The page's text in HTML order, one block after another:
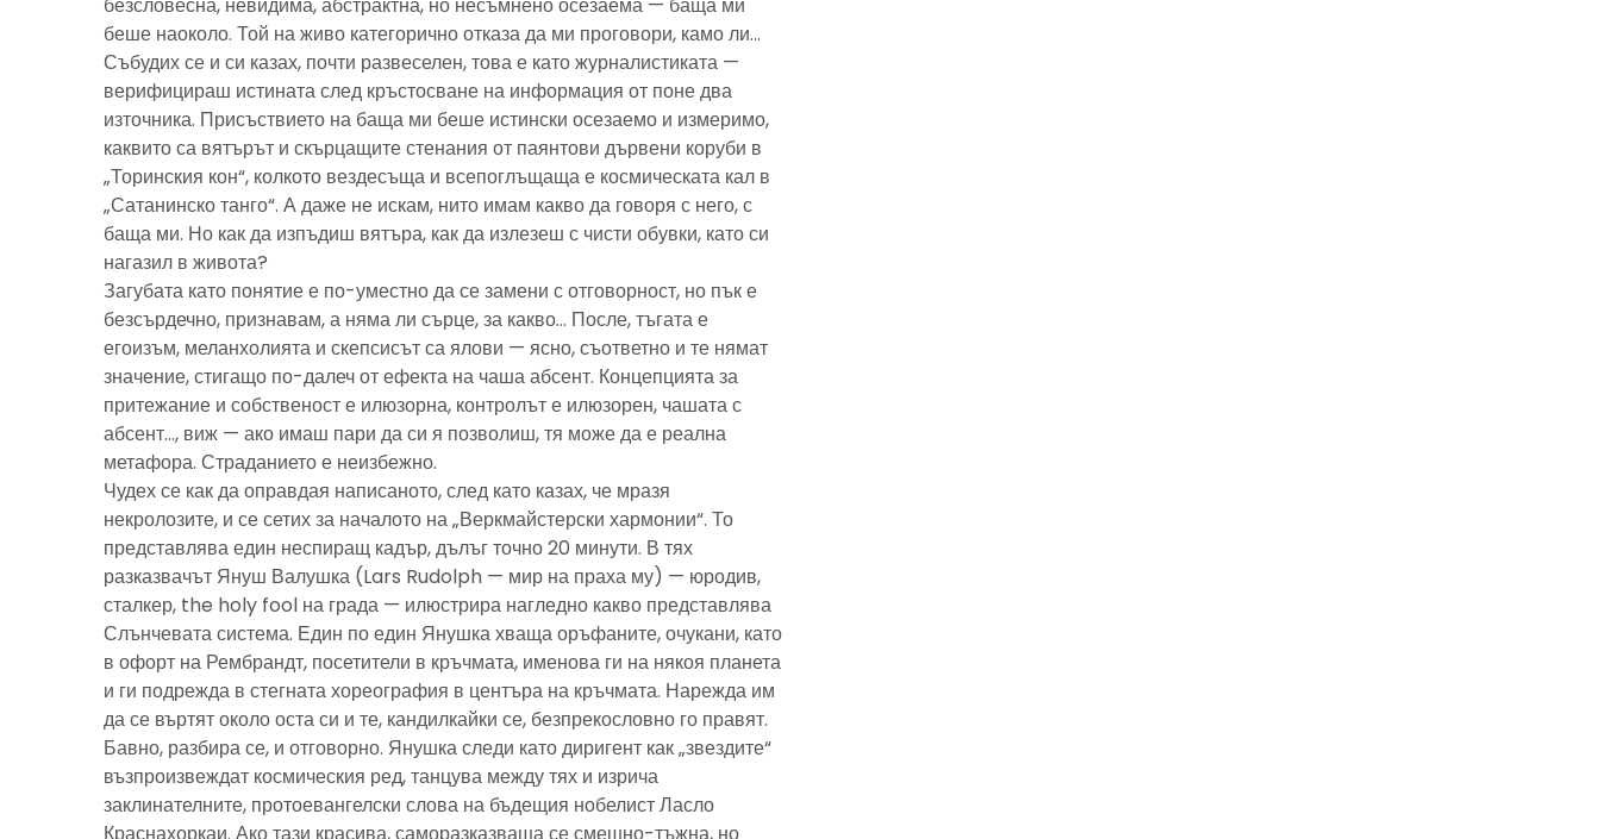
беше наоколо. Той на живо категорично отказа да ми проговори, камо ли…
Събудих се и си казах, почти развеселен, това е като журналистиката —
верифицираш истината след кръстосване на информация от поне два
източника. Присъствието на баща ми беше истински осезаемо и измеримо,
каквито са вятърът и скърцащите стенания от паянтови дървени коруби в
„Торинския кон“, колкото вездесъща и всепоглъщаща е космическата кал в
„Сатанинско танго“. А даже не искам, нито имам какво да говоря с него, с
баща ми. Но как да изпъдиш вятъра, как да излезеш с чисти обувки, като си
нагазил в живота?
Загубата като понятие е по-уместно да се замени с отговорност, но пък е
безсърдечно, признавам, а няма ли сърце, за какво… После, тъгата е
егоизъм, меланхолията и скепсисът са ялови — ясно, съответно и те нямат
значение, стигащо по-далеч от ефекта на чаша абсент. Концепцията за
притежание и собственост е илюзорна, контролът е илюзорен, чашата с
абсент…, виж — ако имаш пари да си я позволиш, тя може да е реална
метафора. Страданието е неизбежно.
Чудех се как да оправдая написаното, след като казах, че мразя
некролозите, и се сетих за началото на „Веркмайстерски хармонии“. То
представлява един неспиращ кадър, дълъг точно 20 минути. В тях
разказвачът Януш Валушка (Lars Rudolph — мир на праха му) — юродив,
сталкер, the holy fool на града — илюстрира нагледно какво представлява
Слънчевата система. Един по един Янушка хваща оръфаните, очукани, като
в офорт на Рембрандт, посетители в кръчмата, именова ги на някоя планета
и ги подрежда в стегната хореография в центъра на кръчмата. Нарежда им
да се въртят около оста си и те, кандилкайки се, безпрекословно го правят.
Бавно, разбира се, и отговорно. Янушка следи като диригент как „звездите“
възпроизвеждат космическия ред, танцува между тях и изрича
заклинателните, протоевангелски слова на бъдещия нобелист Ласло